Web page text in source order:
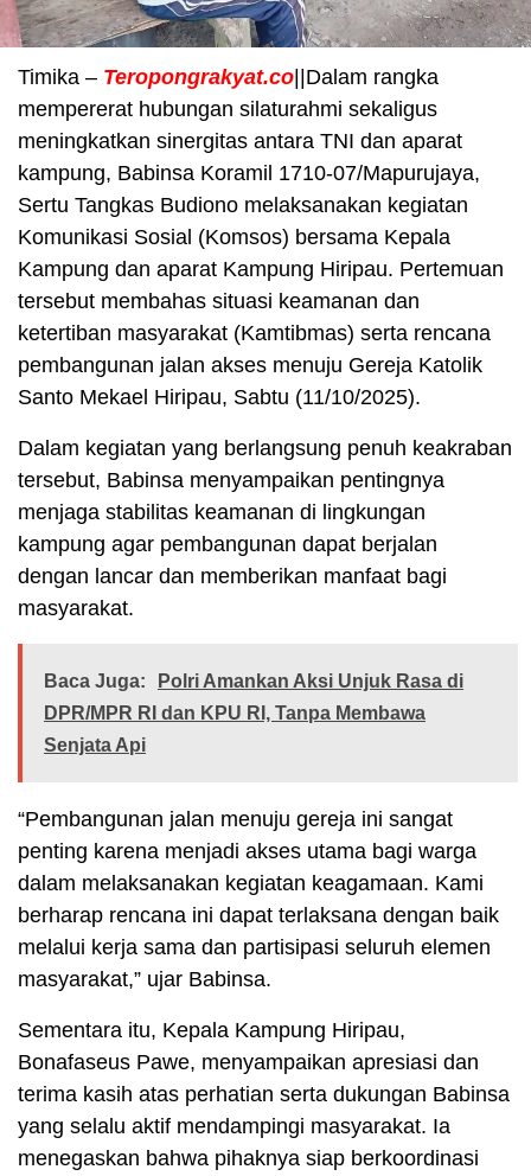
Timika – Teropongrakyat.co ||Dalam rangka
mempererat hubungan silaturahmi sekaligus
meningkatkan sinergitas antara TNI dan aparat
kampung, Babinsa Koramil 1710-07/Mapurujaya,
Sertu Tangkas Budiono melaksanakan kegiatan
Komunikasi Sosial (Komsos) bersama Kepala
Kampung dan aparat Kampung Hiripau. Pertemuan
tersebut membahas situasi keamanan dan
ketertiban masyarakat (Kamtibmas) serta rencana
pembangunan jalan akses menuju Gereja Katolik
Santo Mekael Hiripau, Sabtu (11/10/2025).
Dalam kegiatan yang berlangsung penuh keakraban
tersebut, Babinsa menyampaikan pentingnya
menjaga stabilitas keamanan di lingkungan
kampung agar pembangunan dapat berjalan
dengan lancar dan memberikan manfaat bagi
masyarakat.
Baca Juga:
Polri Amankan Aksi Unjuk Rasa di
DPR/MPR RI dan KPU RI, Tanpa Membawa
Senjata Api
“Pembangunan jalan menuju gereja ini sangat
penting karena menjadi akses utama bagi warga
dalam melaksanakan kegiatan keagamaan. Kami
berharap rencana ini dapat terlaksana dengan baik
melalui kerja sama dan partisipasi seluruh elemen
masyarakat,” ujar Babinsa.
Sementara itu, Kepala Kampung Hiripau,
Bonafaseus Pawe, menyampaikan apresiasi dan
terima kasih atas perhatian serta dukungan Babinsa
yang selalu aktif mendampingi masyarakat. Ia
menegaskan bahwa pihaknya siap berkoordinasi